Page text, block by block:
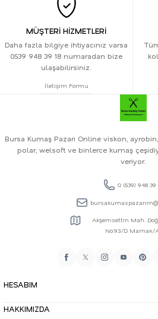
MÜŞTERİ HİZMETLERİ
Daha fazla bilgiye ihtiyacınız varsa
0539 948 39 18 numaradan bize
ulaşabilirsiniz.
İletişim Formu
Bursa Kumaş Pazarı Online viskon,
polar, welsoft ve binlerce kumaş
veriyor.
0 (539) 948 39
Akşemsettin Mah.
No:93/D Mamak/
HESABIM
HAKKIMIZDA